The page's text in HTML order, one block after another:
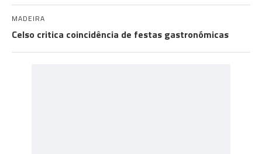
MADEIRA
Celso critica coincidência de festas gastronómicas